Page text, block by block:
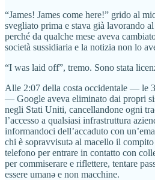
“James! James come here!” grido al
svegliato prima e stava già lavorando
perché da qualche mese aveva
società sussidiaria e la notizia non lo
“I was laid off”, tremo. Sono stata
Alle 2:07 della costa occidentale — le
— Google aveva eliminato dai propri
negli Stati Uniti, cancellandone ogni
l’accesso a qualsiasi infrastruttura
informandoci dell’accaduto con
chi è sopravvisutə al macello il
telefono per entrare in contatto con
per commiserare e riflettere, tentare
essere umanə e non macchine.